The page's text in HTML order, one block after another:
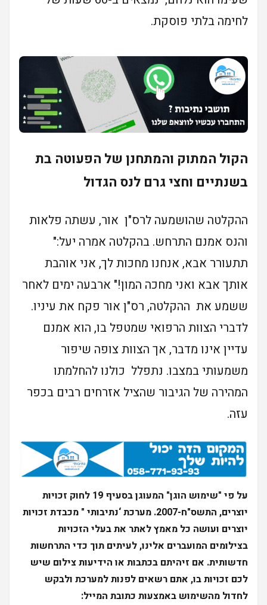
לחימה בלתי פוסקת.
הקול המתוק והמתחנן של הפעוטה בת
בשנתיים וחצי גרם לנס הגדול
ההקלטה שהושמעה לרס"ן אור, עשתה פלאות
והנס אמנם התרחש. בהקלטה אמרה יעל:"
תתעורר אבא, אנחנו מחכות לך, אני אוהבת
אותך אבא ואני מחכה המון!" ארבעה ימים לאחר
ששמע את ההקלטה, רס"ן אור פקח את עיניו.
לדברי הצוות הרפואי שמטפל בו, הוא אמנם
עדיין אינו מדבר, אך הצוות צופה שיפור
משמעותי במצבו. נתפלל כולנו להחלמתו
המהירה של הגיבור שהציל אזרחים רבים בכפר
עזה.
על פי "שימוש הוגן" המעוגן בסעיף 19 לחוק זכויות
יוצרים, התשס"ח-2007. מערכת ‘נתיבותי " מכבדת זכויות
יוצרים ועושה כל מאמץ לאתר את בעלי הזכויות
בצילומים המועברים אלינו, לעיתים תוך כדי התרחשות
חדשותית. אם זיהיתם בכתבות או הידיעות צילום שיש
לכם זכויות בו, אתם רשאים לפנות למערכת ולבקש
לחדול מהשימוש באמצעות כתובת המייל: